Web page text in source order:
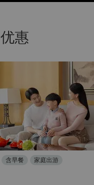
优惠
含早餐 家庭出游